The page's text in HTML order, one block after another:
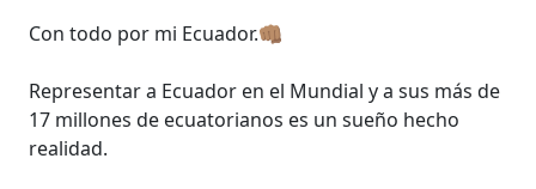
Con todo por mi Ecuador.👊🏽
Representar a Ecuador en el Mundial y a sus más de
17 millones de ecuatorianos es un sueño hecho
realidad.